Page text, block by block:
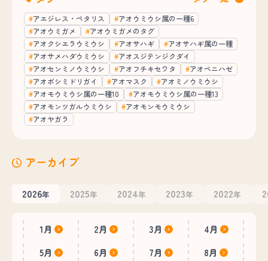
アエジレス・ペタリス
アオウミウシ属の一種6
アオウミガメ
アオウミガメのタグ
アオクシエラウミウシ
アオサハギ
アオサハギ属の一種
アオサメハダウミウシ
アオスジテンジクダイ
アオセンミノウミウシ
アオフチキセワタ
アオベニハゼ
アオボシミドリガイ
アオマスク
アオミノウミウシ
アオモウミウシ属の一種10
アオモウミウシ属の一種13
アオモンツガルウミウシ
アオモンモウミウシ
アオヤガラ
アーカイブ
2026年 2025年 2024年 2023年 2022年
1月 2月 3月
4月
5月
6月 7月
8月